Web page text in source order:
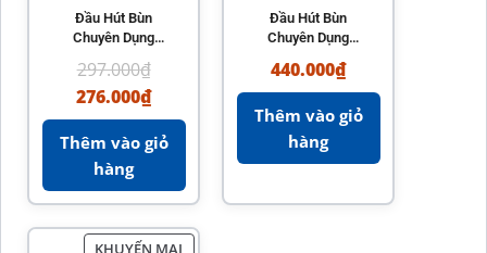
Đầu Hút Bùn
Chuyên Dụng
Hiệu Quả Vệ Sinh
Hồ Bơi
297.000₫
276.000₫
Thêm vào giỏ
hàng
Đầu Hút Bùn
Chuyên Dụng
Phụ Kiện Vệ Sinh
Hồ Bơi
440.000₫
Thêm vào giỏ
hàng
KHUYẾN MẠI